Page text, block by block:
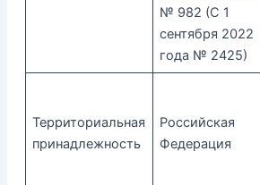
№ 982 (С 1
сентября 2022
года № 2425)
Территориальная
принадлежность
Российская
Федерация